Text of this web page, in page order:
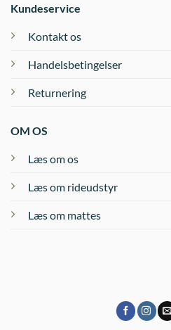
Kundeservice
Kontakt os
Handelsbetingelser
Returnering
OM OS
Læs om os
Læs om rideudstyr
Læs om mattes